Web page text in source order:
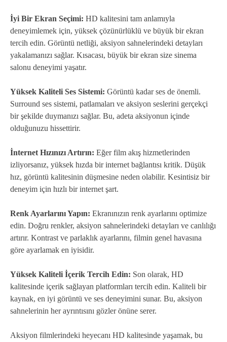
İyi Bir Ekran Seçimi: HD kalitesini tam anlamıyla
deneyimlemek için, yüksek çözünürlüklü ve büyük bir ekran
tercih edin. Görüntü netliği, aksiyon sahnelerindeki detayları
yakalamanızı sağlar. Kısacası, büyük bir ekran size sinema
salonu deneyimi yaşatır.
Yüksek Kaliteli Ses Sistemi: Görüntü kadar ses de önemli.
Surround ses sistemi, patlamaları ve aksiyon seslerini gerçekçi
bir şekilde duymanızı sağlar. Bu, adeta aksiyonun içinde
olduğunuzu hissettirir.
İnternet Hızınızı Artırın: Eğer film akış hizmetlerinden
izliyorsanız, yüksek hızda bir internet bağlantısı kritik. Düşük
hız, görüntü kalitesinin düşmesine neden olabilir. Kesintisiz bir
deneyim için hızlı bir internet şart.
Renk Ayarlarını Yapın: Ekranınızın renk ayarlarını optimize
edin. Doğru renkler, aksiyon sahnelerindeki detayları ve canlılığı
artırır. Kontrast ve parlaklık ayarlarını, filmin genel havasına
göre ayarlamak en iyisidir.
Yüksek Kaliteli İçerik Tercih Edin: Son olarak, HD
kalitesinde içerik sağlayan platformları tercih edin. Kaliteli bir
kaynak, en iyi görüntü ve ses deneyimini sunar. Bu, aksiyon
sahnelerinin her ayrıntısını gözler önüne serer.
Aksiyon filmlerindeki heyecanı HD kalitesinde yaşamak, bu